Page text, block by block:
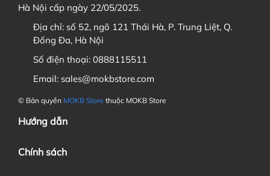
4. Tôi muốn theo dõi tiến độ GB / Order thì xem ở đâu?
Facebook
sách bảo hành không?
vào
và chọn
Hà Nội cấp ngày 22/05/2025.
Địa chỉ: số 52, ngõ 121 Thái Hà, P. Trung Liệt, Q.
Đống Đa, Hà Nội
Số điện thoại: 0888115511
Email: sales@mokbstore.com
© Bản quyền MOKB Store thuộc MOKB Store
Hướng dẫn
Chính sách